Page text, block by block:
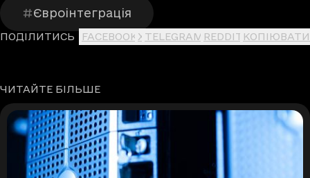
Євроінтеграція
ПОДІЛИТИСЬ FACEBOOK X TELEGRAM REDDIT КОПІЮВАТИ
ЧИТАЙТЕ БІЛЬШЕ